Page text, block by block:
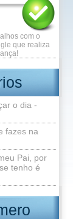
com o
que realiza
o dia -
fazes na
Pai, por
tenho é